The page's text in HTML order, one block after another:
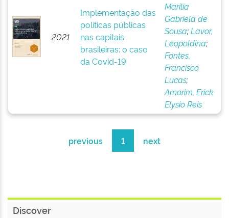
2021
Implementação das
políticas públicas
nas capitais
brasileiras: o caso
da Covid-19
Marília
Gabriela de
Sousa;Lavor,
Leopoldina;
Fontes,
Francisco
Lucas;
Amorim, Erick
Elysio Reis
previous 1 next
Discover